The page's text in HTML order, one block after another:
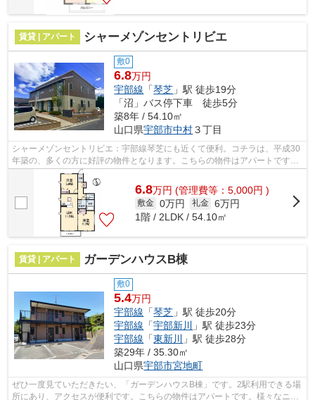
賃貸 | アパート シャーメゾンセントリビエ
敷0
6.8万円
宇部線 「琴芝 」駅 徒歩19分
「沼」バス停下車 徒歩5分
築8年 / 54.10㎡
山口県宇部市中村３丁目
シャーメゾンセントリビエ：宇部線琴芝にも近くて便利。コチラは、平成30
年築の、多くの方に好評の物件となります。こちらの物件はアパートです。
快適さを求めるなら、ゴミ捨てが楽な...
6.8万円 (管理費等：5,000円 )
敷金 0万円 礼金 6万円
1階 / 2LDK / 54.10㎡
賃貸 | アパート ガーデンハウスB棟
敷0
5.4万円
宇部線 「琴芝 」駅 徒歩20分
宇部線 「宇部新川
」駅 徒歩23分
宇部線 「東新川
」駅 徒歩28分
築29年 / 35.30㎡
山口県宇部市宮地町
ぜひ一度見ていただきたい、「ガーデンハウスB棟」です。2駅利用できる場
所にあり、アクセスが便利です。こちらの物件はアパートです。様々なニー